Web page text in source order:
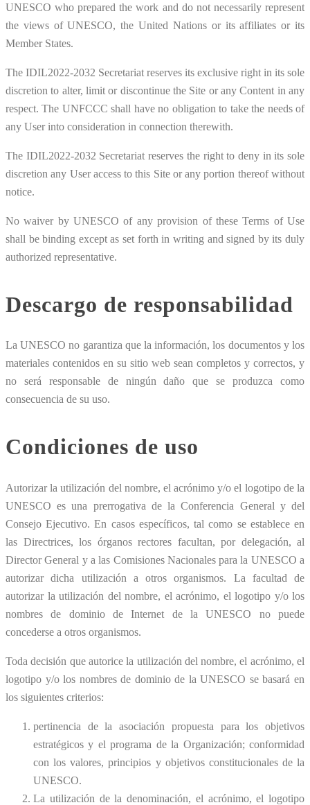
UNESCO who prepared the work and do not necessarily represent
the views of UNESCO, the United Nations or its affiliates or its
Member States.
The IDIL2022-2032 Secretariat reserves its exclusive right in its sole
discretion to alter, limit or discontinue the Site or any Content in any
respect. The UNFCCC shall have no obligation to take the needs of
any User into consideration in connection therewith.
The IDIL2022-2032 Secretariat reserves the right to deny in its sole
discretion any User access to this Site or any portion thereof without
notice.
No waiver by UNESCO of any provision of these Terms of Use
shall be binding except as set forth in writing and signed by its duly
authorized representative.
Descargo de responsabilidad
La UNESCO no garantiza que la información, los documentos y los
materiales contenidos en su sitio web sean completos y correctos, y
no será responsable de ningún daño que se produzca como
consecuencia de su uso.
Condiciones de uso
Autorizar la utilización del nombre, el acrónimo y/o el logotipo de la
UNESCO es una prerrogativa de la Conferencia General y del
Consejo Ejecutivo. En casos específicos, tal como se establece en
las Directrices, los órganos rectores facultan, por delegación, al
Director General y a las Comisiones Nacionales para la UNESCO a
autorizar dicha utilización a otros organismos. La facultad de
autorizar la utilización del nombre, el acrónimo, el logotipo y/o los
nombres de dominio de Internet de la UNESCO no puede
concederse a otros organismos.
Toda decisión que autorice la utilización del nombre, el acrónimo, el
logotipo y/o los nombres de dominio de la UNESCO se basará en
los siguientes criterios:
pertinencia de la asociación propuesta para los objetivos
estratégicos y el programa de la Organización; conformidad
con los valores, principios y objetivos constitucionales de la
UNESCO.
La utilización de la denominación, el acrónimo, el logotipo